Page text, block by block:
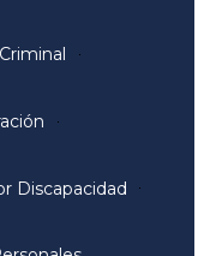
Discapacidad